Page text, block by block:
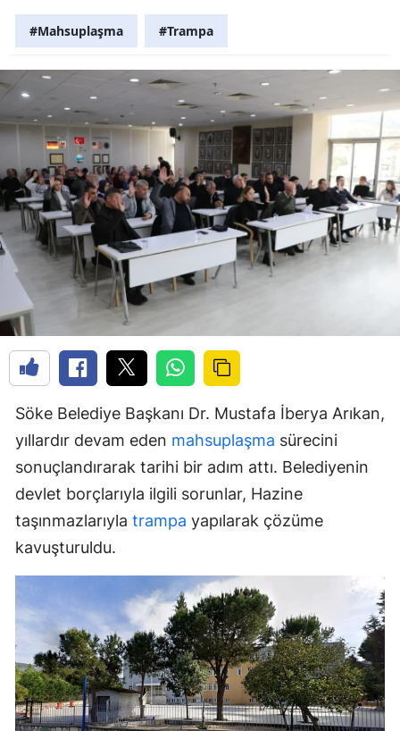
#Mahsuplaşma #Trampa
Söke Belediye Başkanı Dr. Mustafa İberya Arıkan,
yıllardır devam eden mahsuplaşma sürecini
sonuçlandırarak tarihi bir adım attı. Belediyenin
devlet borçlarıyla ilgili sorunlar, Hazine
taşınmazlarıyla trampa yapılarak çözüme
kavuşturuldu.